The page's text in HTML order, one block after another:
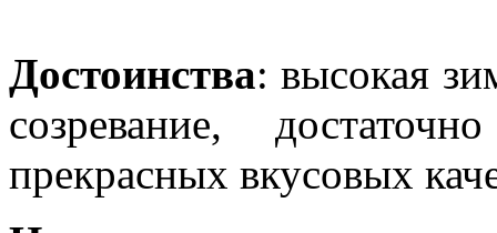
Достоинства: высокая
созревание,
прекрасных вкусовых